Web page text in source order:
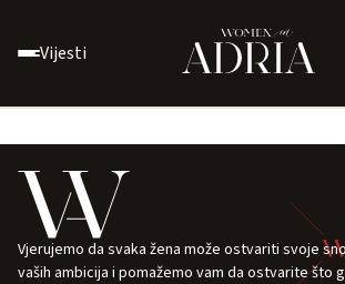
Vijesti
Vjerujemo da svaka žena može ostvariti svoje
vaših ambicija i pomažemo vam da ostvarite što